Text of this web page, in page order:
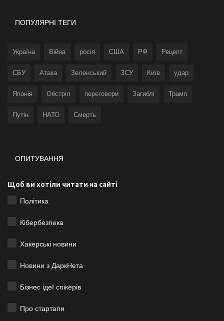
ПОПУЛЯРНІ ТЕГИ
Україна Війна росія США РФ Рецепт
СБУ Атака Зеленський ЗСУ Київ удар
Японія Обстріл переговори Загиблі Трамп
Путін НАТО Смерть
ОПИТУВАННЯ
Щоб ви хотіли читати на сайті
Політика
Кібербезпека
Хакерські новини
Новини з ДаркНета
Бізнес ідеї спікерів
Про стартапи